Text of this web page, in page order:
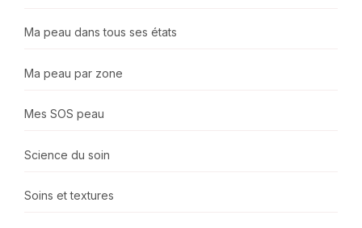
Ma peau dans tous ses états
Ma peau par zone
Mes SOS peau
Science du soin
Soins et textures